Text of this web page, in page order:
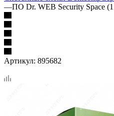
—ПО Dr. WEB Security Space
Артикул: 895682